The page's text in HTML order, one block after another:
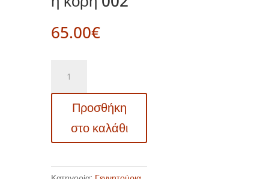
65.00€
ζήσει
Προσθήκη
στο καλάθι